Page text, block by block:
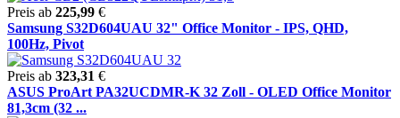
Preis ab 225,99 €
Samsung S32D604UAU 32" Office Monitor - IPS, QHD,
100Hz, Pivot
Preis ab 323,31 €
ASUS ProArt PA32UCDMR-K 32 Zoll - OLED Office Monitor
81,3cm (32 ...